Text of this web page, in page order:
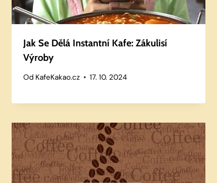
Jak Se Dělá Instantní Kafe: Zákulisí
Výroby
Od KafeKakao.cz 17. 10. 2024